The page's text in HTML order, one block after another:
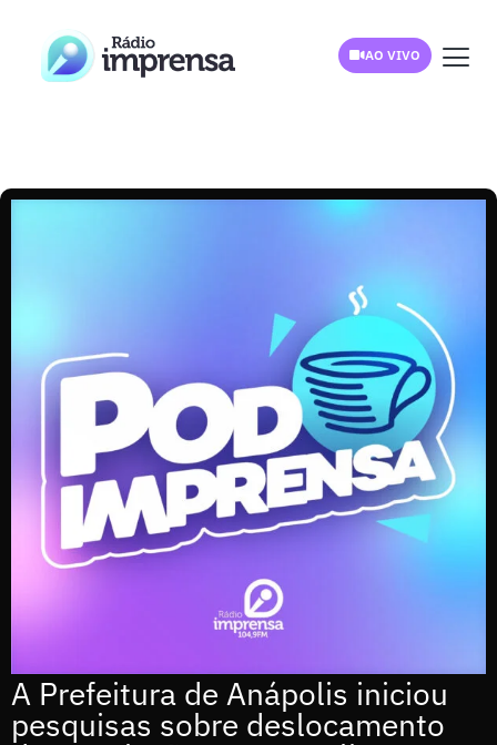
AO VIVO
A Prefeitura de Anápolis iniciou
pesquisas sobre deslocamento